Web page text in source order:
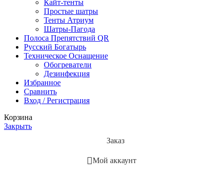
Кайт-тенты
Простые шатры
Тенты Атриум
Шатры-Пагода
Полоса Препятствий QR
Русский Богатырь
Техническое Оснащение
Обогреватели
Дезинфекция
Избранное
Сравнить
Вход / Регистрация
Корзина
Закрыть
Заказ
Мой аккаунт